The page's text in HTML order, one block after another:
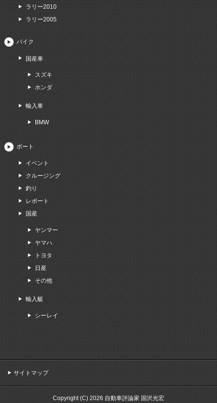
ラリー2010
ラリー2005
バイク
国産車
スズキ
ホンダ
輸入車
BMW
ボート
イベント
クルージング
釣り
レポート
国産
ヤンマー
ヤマハ
トヨタ
日産
その他
輸入艇
シーレイ
サイトマップ
Copyright (C) 2026 自動車評論家 国沢光宏